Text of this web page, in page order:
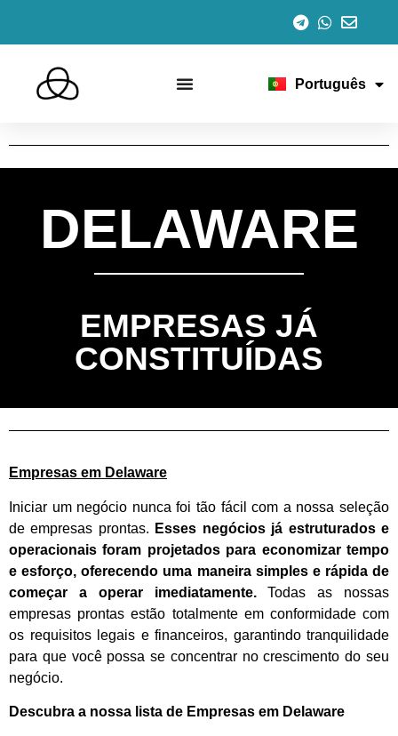
Português
English
Italiano
Deutsch
DELAWARE
EMPRESAS JÁ
CONSTITUÍDAS
Empresas em Delaware
Iniciar um negócio nunca foi tão fácil com a nossa seleção
de empresas prontas. Esses negócios já estruturados e
operacionais foram projetados para economizar tempo
e esforço, oferecendo uma maneira simples e rápida de
começar a operar imediatamente.Todas as nossas
empresas prontas estão totalmente em conformidade com
os requisitos legais e financeiros, garantindo tranquilidade
para que você possa se concentrar no crescimento do seu
negócio.
Descubra a nossa lista de Empresas em Delaware